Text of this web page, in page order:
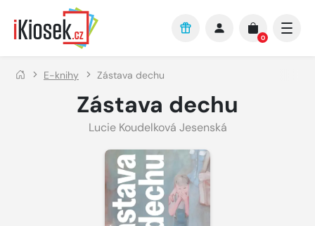
Přejít na hlavní obsah
0
E-knihy Zástava dechu
Zástava dechu
Lucie Koudelková Jesenská